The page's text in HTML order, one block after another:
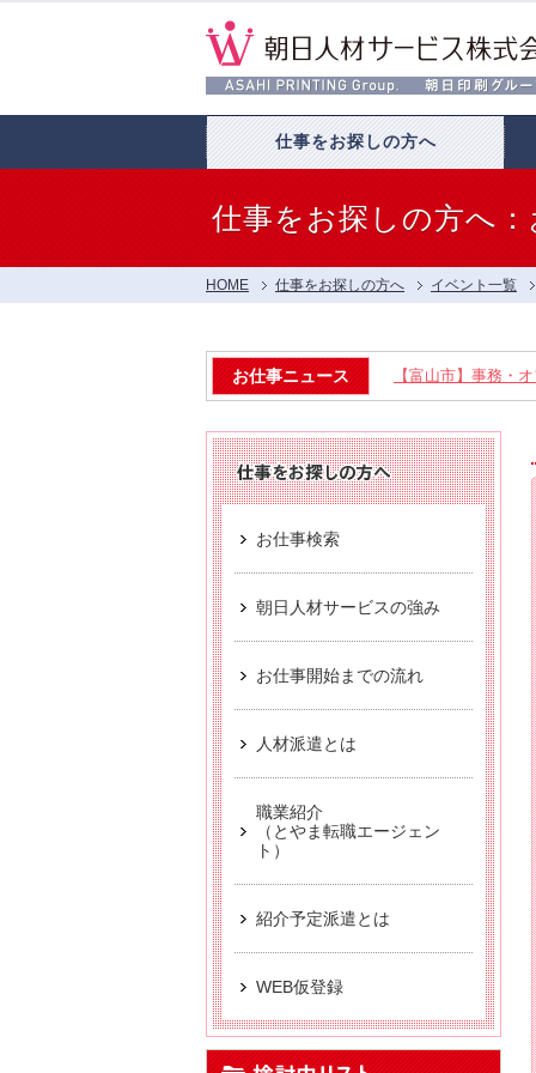
仕事をお探しの方へ
仕事をお探しの方へ
HOME 仕事をお探しの方へ イベント一覧
お仕事ニュース 【富山市】事務・
【呉羽射水エリア
【お仕事相談会☆流
【お仕事相談会☆
【お仕事相談会☆
【お仕事相談会☆黒
派遣から正社員を
【中新川エリア】
【お仕事相談会☆
お仕事検索
朝日人材サービスの強み
お仕事開始までの流れ
人材派遣とは
職業紹介
（とやま転職エージェン
ト）
紹介予定派遣とは
WEB仮登録